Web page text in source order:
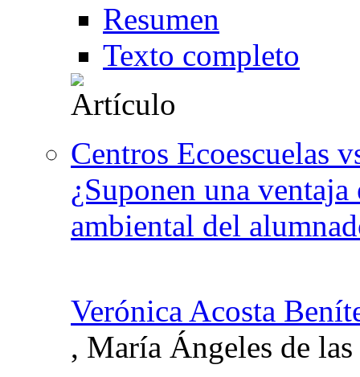
Resumen
Texto completo
Centros Ecoescuelas
¿Suponen una
ambiental del
Verónica Acosta
, María Ángeles de las